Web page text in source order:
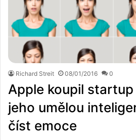
Richard Streit 08/01/2016 0
Apple koupil
jeho umělou
číst emoce